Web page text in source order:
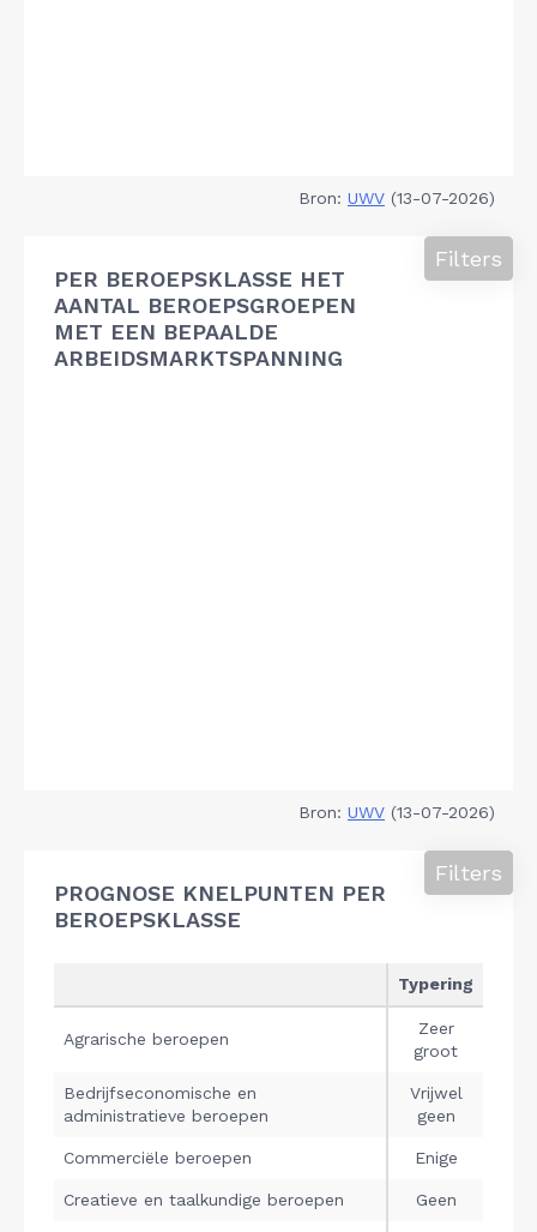
Bron: UWV (13-07-2026)
PER BEROEPSKLASSE HET
AANTAL BEROEPSGROEPEN
MET EEN BEPAALDE
ARBEIDSMARKTSPANNING
Filters
Bron: UWV (13-07-2026)
PROGNOSE KNELPUNTEN PER
BEROEPSKLASSE
Filters